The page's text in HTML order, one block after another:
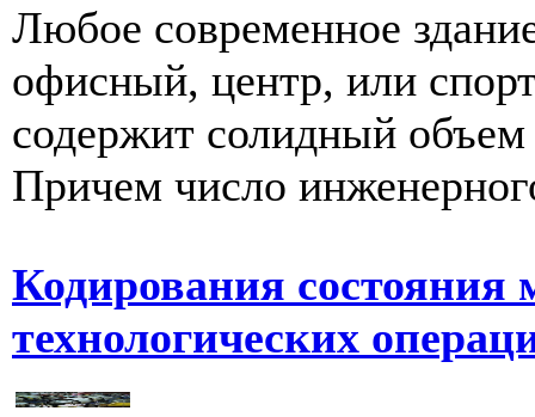
Любое современное
офисный, центр, или
содержит солидный
Причем число
Кодирования состояния
технологических